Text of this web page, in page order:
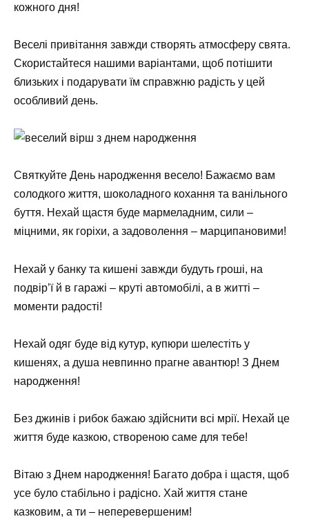
кожного дня!
Веселі привітання завжди створять атмосферу свята.
Скористайтеся нашими варіантами, щоб потішити
близьких і подарувати їм справжню радість у цей
особливий день.
Святкуйте День народження весело! Бажаємо вам
солодкого життя, шоколадного кохання та ванільного
буття. Нехай щастя буде мармеладним, сили –
міцними, як горіхи, а задоволення – марципановими!
Нехай у банку та кишені завжди будуть гроші, на
подвір’ї й в гаражі – круті автомобілі, а в житті –
моменти радості!
Нехай одяг буде від кутур, купюри шелестіть у
кишенях, а душа невпинно прагне авантюр! З Днем
народження!
Без джинів і рибок бажаю здійснити всі мрії. Нехай це
життя буде казкою, створеною саме для тебе!
Вітаю з Днем народження! Багато добра і щастя, щоб
усе було стабільно і радісно. Хай життя стане
казковим, а ти – неперевершеним!